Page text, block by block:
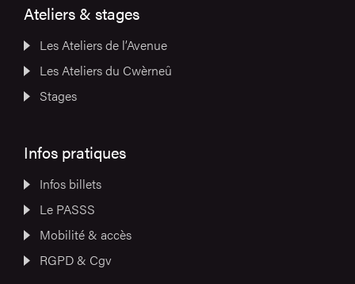
Ateliers & stages
Les Ateliers de l’Avenue
Les Ateliers du Cwèrneû
Stages
Infos pratiques
Infos billets
Le PASSS
Mobilité & accès
RGPD & Cgv